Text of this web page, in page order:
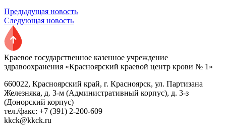
Предыдущая новость
Следующая новость
Краевое государственное казенное учреждение
здравоохранения «Красноярский краевой центр крови № 1»
660022, Красноярский край, г. Красноярск, ул. Партизана
Железняка, д. 3-м (Административный корпус), д. 3-з
(Донорский корпус)
тел./факс: +7 (391) 2-200-609
kkck@kkck.ru